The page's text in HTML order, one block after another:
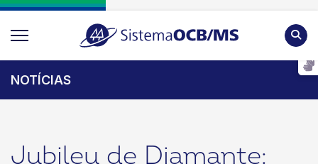
NOTÍCIAS
Jubileu de Diamante: